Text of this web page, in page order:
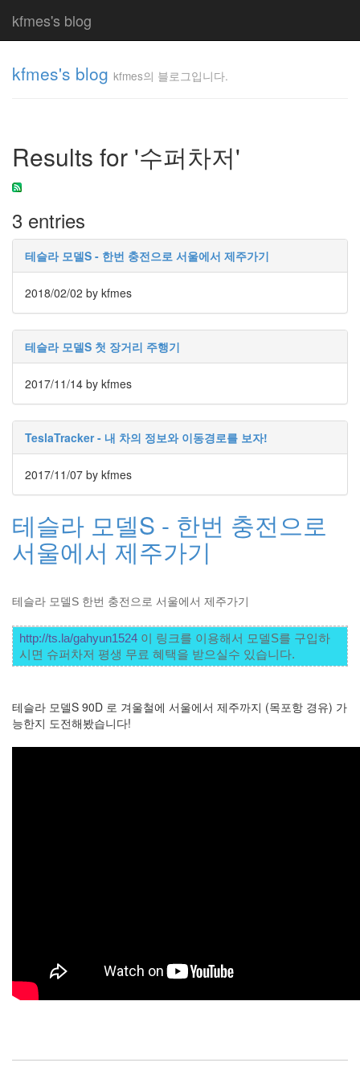
kfmes's blog
kfmes's blog kfmes의 블로그입니다.
Results for '수퍼차저'
3 entries
테슬라 모델S - 한번 충전으로 서울에서 제주가기
2018/02/02 by kfmes
테슬라 모델S 첫 장거리 주행기
2017/11/14 by kfmes
TeslaTracker - 내 차의 정보와 이동경로를 보자!
2017/11/07 by kfmes
테슬라 모델S - 한번 충전으로
서울에서 제주가기
테슬라 모델S 한번 충전으로 서울에서 제주가기
http://ts.la/gahyun1524 이 링크를 이용해서 모델S를 구입하
시면 슈퍼차저 평생 무료 혜택을 받으실수 있습니다.
테슬라 모델S 90D 로 겨울철에 서울에서 제주까지 (목포항 경유) 가
능한지 도전해봤습니다!
입니
다.
kfmes
Tag
Cloud
kfmes
JateON
테
슬
Java
테
모
델
전
차
ubuntu
PSP
ACECOMBAT
nateon
android